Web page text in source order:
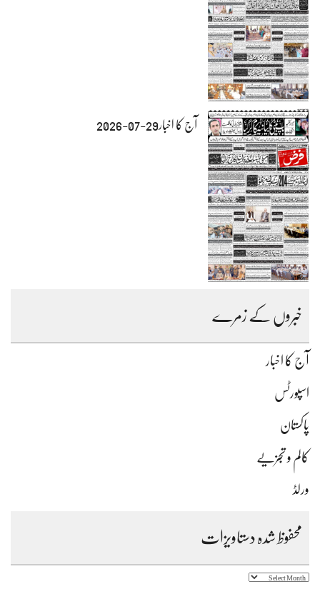
آج کا اخبار29-07-2026
خبروں کے زمرے
آج کا اخبار
اسپورٹس
پاکستان
کالم و تجزیے
ورلڈ
محفوظ شدہ دستاویزات
محفوظ